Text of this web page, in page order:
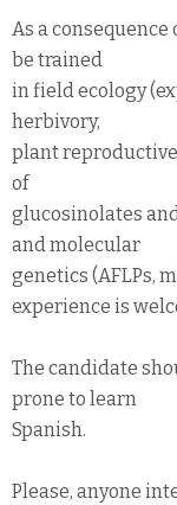
As a
be trained
in field ecology
herbivory,
plant
of
glucosinolates
and molecular
genetics (AFLPs,
experience is
The candidate
prone to learn
Spanish.
Please, anyone